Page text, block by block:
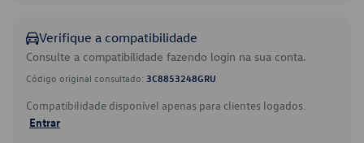
Verifique a compatibilidade
Consulte a compatibilidade fazendo login na sua conta.
Código original consultado: 3C8853248GRU
Compatibilidade disponível apenas para clientes logados.
Entrar